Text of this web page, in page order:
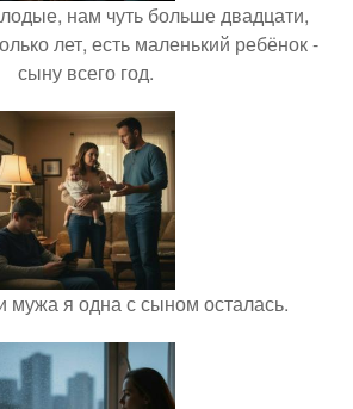
нам чуть больше двадцати,
лет, есть маленький ребёнок -
сыну всего год.
мужа я одна с сыном осталась.